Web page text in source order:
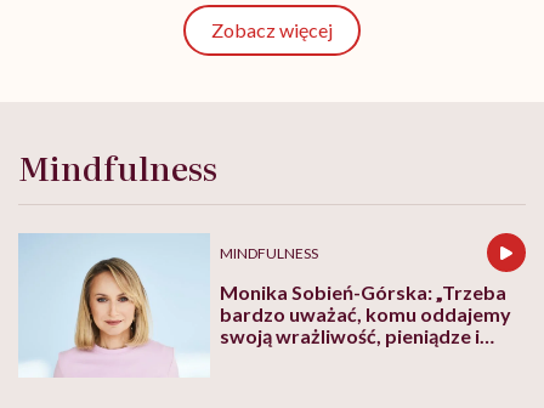
Zobacz więcej
Mindfulness
MINDFULNESS
Monika Sobień-Górska: „Trzeba
bardzo uważać, komu oddajemy
swoją wrażliwość, pieniądze i